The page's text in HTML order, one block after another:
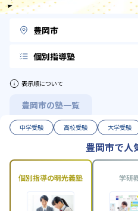
豊岡市
個別指導塾
表示順について
豊岡市の塾一覧
中学受験 高校受験 大学受験
豊岡市で人
個別指導の明光義塾 学研